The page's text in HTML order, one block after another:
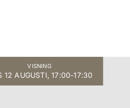
VISNING
12 AUGUSTI, 17:00-17:30